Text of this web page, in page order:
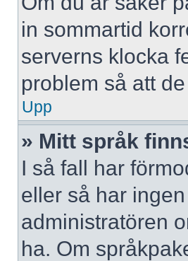
in sommartid
serverns klocka
problem så att
Upp
» Mitt språk
I så fall har
eller så har
administratören
ha. Om